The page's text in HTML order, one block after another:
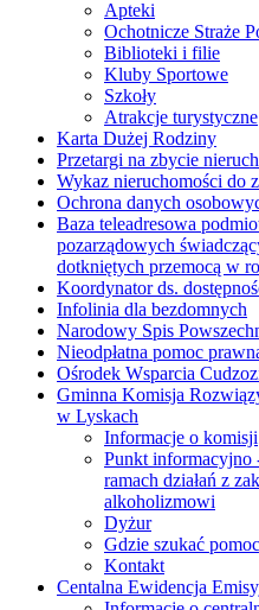
Apteki
Ochotnicze Straże
Biblioteki i filie
Kluby Sportowe
Szkoły
Atrakcje turystyczne
Karta Dużej Rodziny
Przetargi na zbycie
Wykaz nieruchomości do
Ochrona danych
Baza teleadresowa
pozarządowych
dotkniętych przemocą w
Koordynator ds.
Infolinia dla bezdomnych
Narodowy Spis
Nieodpłatna pomoc
Ośrodek Wsparcia
Gminna Komisja
w Lyskach
Informacje o komisji
Punkt
ramach działań z
alkoholizmowi
Dyżur
Gdzie szukać
Kontakt
Centalna Ewidencja